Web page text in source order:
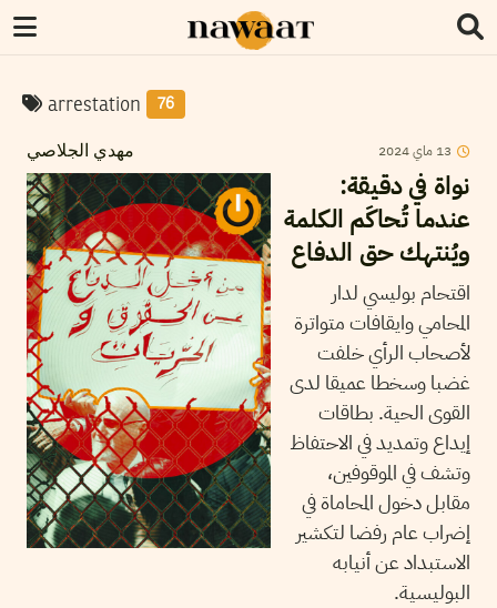
arrestation 76
مهدي الجلاصي 13 ماي2024
نواة في دقيقة:
عندما تُحاكَم الكلمة
ويُنتهك حق الدفاع
اقتحام بوليسي لدار
المحامي وايقافات متواترة
لأصحاب الرأي خلفت
غضبا وسخطا عميقا لدى
القوى الحية. بطاقات
إيداع وتمديد في الاحتفاظ
وتشف في الموقوفين،
مقابل دخول المحاماة في
إضراب عام رفضا لتكشير
الاستبداد عن أنيابه
البوليسية.